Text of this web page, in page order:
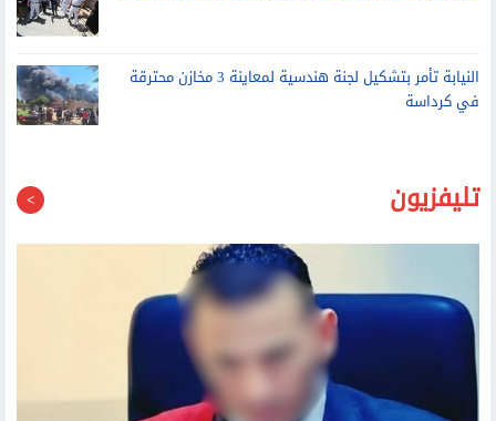
النيابة تأمر بتشكيل لجنة هندسية لمعاينة 3 مخازن محترقة
في كرداسة
تليفزيون